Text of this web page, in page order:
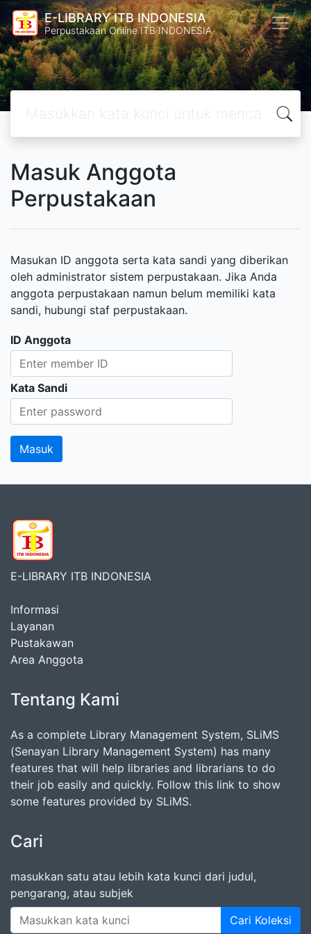
E-LIBRARY ITB INDONESIA
Perpustakaan Online ITB INDONESIA
Masuk Anggota
Perpustakaan
Masukan ID anggota serta kata sandi yang diberikan
oleh administrator sistem perpustakaan. Jika Anda
anggota perpustakaan namun belum memiliki kata
sandi, hubungi staf perpustakaan.
ID Anggota
Kata Sandi
E-LIBRARY ITB INDONESIA
Informasi
Layanan
Pustakawan
Area Anggota
Tentang Kami
As a complete Library Management System, SLiMS
(Senayan Library Management System) has many
features that will help libraries and librarians to do
their job easily and quickly. Follow this link to show
some features provided by SLiMS.
Cari
masukkan satu atau lebih kata kunci dari judul,
pengarang, atau subjek
Cari Koleksi